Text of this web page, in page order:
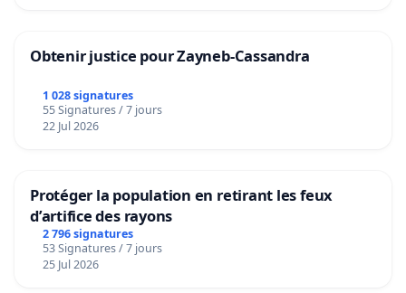
Obtenir justice pour Zayneb-Cassandra
1 028 signatures
55 Signatures / 7 jours
22 Jul 2026
Protéger la population en retirant les feux
d’artifice des rayons
2 796 signatures
53 Signatures / 7 jours
25 Jul 2026